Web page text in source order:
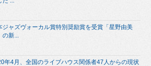
ジャズヴォーカル賞特別奨励賞を受賞「星野由美
新...
年4月、全国のライブハウス関係者47人からの現状